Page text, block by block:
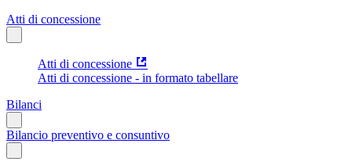
Atti di concessione
Atti di concessione
Atti di concessione - in formato tabellare
Bilanci
Bilancio preventivo e consuntivo